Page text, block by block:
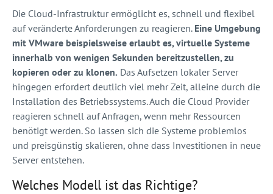
Die Cloud-Infrastruktur ermöglicht es, schnell und flexibel
auf veränderte Anforderungen zu reagieren. Eine Umgebung
mit VMware beispielsweise erlaubt es, virtuelle Systeme
innerhalb von wenigen Sekunden bereitzustellen, zu
kopieren oder zu klonen. Das Aufsetzen lokaler Server
hingegen erfordert deutlich viel mehr Zeit, alleine durch die
Installation des Betriebssystems. Auch die Cloud Provider
reagieren schnell auf Anfragen, wenn mehr Ressourcen
benötigt werden. So lassen sich die Systeme problemlos
und preisgünstig skalieren, ohne dass Investitionen in neue
Server entstehen.
Welches Modell ist das Richtige?